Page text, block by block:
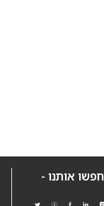
חפשו אותנו -